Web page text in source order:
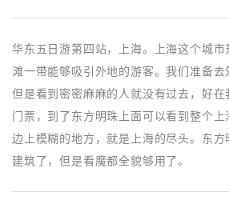
华东五日游第四站，上海。上海这个城
滩一带能够吸引外地的游客。我们准备去
但是看到密密麻麻的人就没有过去，好
门票，到了东方明珠上面可以看到整个上
边上模糊的地方，就是上海的尽头。东
建筑了，但是看魔都全貌够用了。